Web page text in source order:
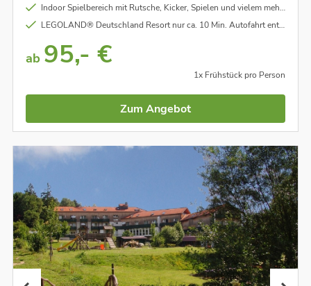
Indoor Spielbereich mit Rutsche, Kicker, Spielen und vielem mehr im Hotel
LEGOLAND® Deutschland Resort nur ca. 10 Min. Autofahrt entfernt
ab 95,- €
1x Frühstück pro Person
Zum Angebot